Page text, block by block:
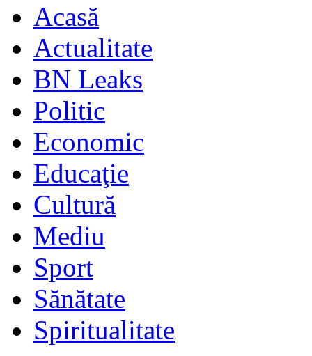
Acasă
Actualitate
BN Leaks
Politic
Economic
Educaţie
Cultură
Mediu
Sport
Sănătate
Spiritualitate